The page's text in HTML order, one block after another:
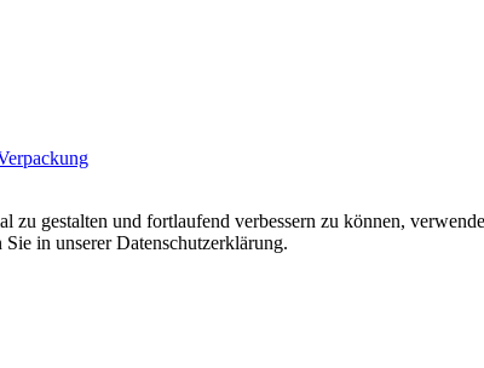
zu gestalten und fortlaufend verbessern zu können,
in unserer Datenschutzerklärung.